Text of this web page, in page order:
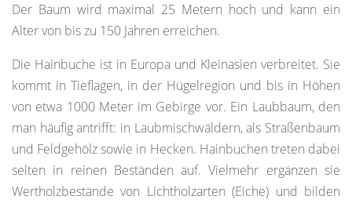
Der Baum wird maximal 25 Metern hoch und kann ein
Alter von bis zu 150 Jahren erreichen.
Die Hainbuche ist in Europa und Kleinasien verbreitet. Sie
kommt in Tieflagen, in der Hügelregion und bis in Höhen
von etwa 1000 Meter im Gebirge vor. Ein Laubbaum, den
man häufig antrifft: in Laubmischwäldern, als Straßenbaum
und Feldgehölz sowie in Hecken. Hainbuchen treten dabei
selten in reinen Beständen auf. Vielmehr ergänzen sie
Wertholzbestände von Lichtholzarten (Eiche) und bilden